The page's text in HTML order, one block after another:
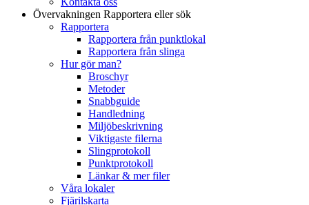
Övervakningen Rapportera eller sök
Rapportera
Rapportera från punktlokal
Rapportera från slinga
Hur gör man?
Broschyr
Metoder
Snabbguide
Handledning
Miljöbeskrivning
Viktigaste filerna
Slingprotokoll
Punktprotokoll
Länkar & mer filer
Våra lokaler
Fjärilskarta